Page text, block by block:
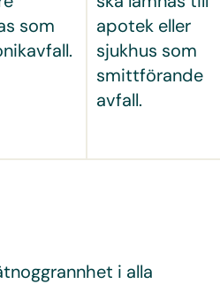
som
apotek eller
sjukhus som
smittförande
avfall.
i alla